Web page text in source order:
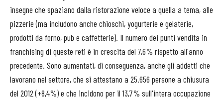
insegne che spaziano dalla ristorazione veloce a quella a tema, alle
pizzerie (ma includono anche chioschi, yogurterie e gelaterie,
prodotti da forno, pub e caffetterie). Il numero dei punti vendita in
franchising di queste reti è in crescita del 7,6% rispetto all'anno
precedente. Sono aumentati, di conseguenza, anche gli addetti che
lavorano nel settore, che si attestano a 25.656 persone a chiusura
del 2012 (+8,4%) e che incidono per il 13,7% sull'intera occupazione